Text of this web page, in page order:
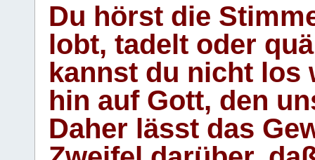
Du hörst die
lobt, tadelt oder
kannst du nicht los
hin auf Gott, den
Daher lässt das